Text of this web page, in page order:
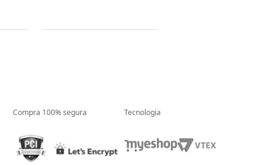
Compra 100% segura Tecnologia